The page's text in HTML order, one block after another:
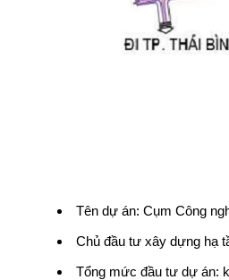
Tên dự án: Cụm Công
Chủ đầu tư xây dựng hạ
Tổng mức đầu tư dự án: